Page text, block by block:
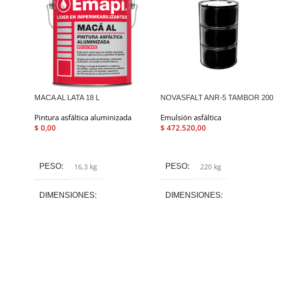
MACA AL LATA 18 L
Pintura asfáltica aluminizada
$ 0,00
PESO 16,3 kg
DIMENSIONES
NOVASFALT ANR-5 TAMBOR 200
Emulsión asfáltica
$ 472.520,00
PESO 220 kg
DIMENSIONES